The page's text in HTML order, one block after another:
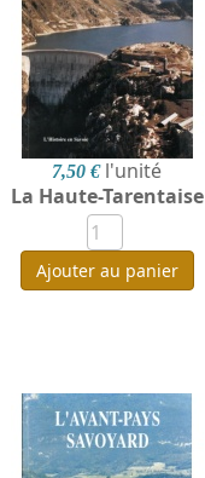
7,50 € l'unité
La Haute-Tarentaise
Ajouter au panier